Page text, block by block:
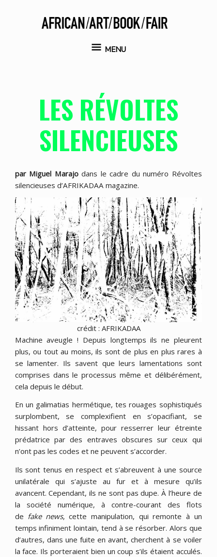
MENU
MENU
LES RÉVOLTES
SILENCIEUSES
par Miguel Marajodans le cadre du numéro Révoltes
silencieuses d’AFRIKADAA magazine.
crédit : AFRIKADAA
Machine aveugle ! Depuis longtemps ils ne pleurent
plus, ou tout au moins, ils sont de plus en plus rares à
se lamenter. Ils savent que leurs lamentations sont
comprises dans le processus même et délibérément,
cela depuis le début.
En un galimatias hermétique, tes rouages sophistiqués
surplombent, se complexifient en s’opacifiant, se
hissant hors d’atteinte, pour resserrer leur étreinte
prédatrice par des entraves obscures sur ceux qui
n’ont pas les codes et ne peuvent s’accorder.
Ils sont tenus en respect et s’abreuvent à une source
unilatérale qui s’ajuste au fur et à mesure qu’ils
avancent. Cependant, ils ne sont pas dupe. À l’heure de
la société numérique, à contre-courant des flots
de fake news, cette manipulation, qui remonte à un
temps infiniment lointain, tend à se résorber. Alors que
d’autres, dans une fuite en avant, cherchent à se voiler
la face. Ils porteraient bien un coup s’ils étaient acculés.